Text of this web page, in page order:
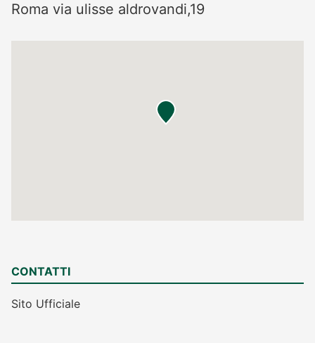
Roma via ulisse aldrovandi,19
CONTATTI
Sito Ufficiale